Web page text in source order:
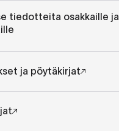
tiedotteita osakkaille ja
ja pöytäkirjat